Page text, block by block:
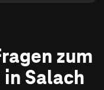
zum
Salach